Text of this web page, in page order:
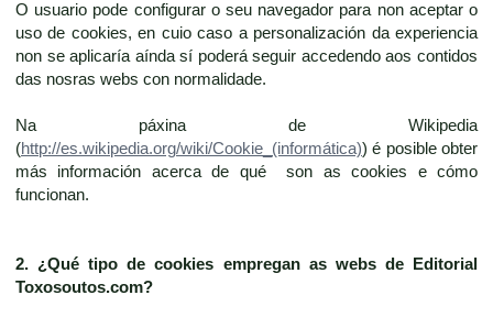
O usuario pode configurar o seu navegador para non aceptar o
uso de cookies, en cuio caso a personalización da experiencia
non se aplicaría aínda sí poderá seguir accedendo aos contidos
das nosras webs con normalidade.
Na páxina de Wikipedia
(http://es.wikipedia.org/wiki/Cookie_(informática)) é posible obter
más información acerca de qué son as cookies e cómo
funcionan.
2. ¿Qué tipo de cookies empregan as webs de
Editorial
Toxosoutos.com?